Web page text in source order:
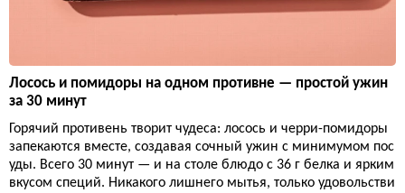
Лосось и помидоры на одном противне — простой ужин
за 30 минут
Горячий противень творит чудеса: лосось и черри-помидоры
запекаются вместе, создавая сочный ужин с минимумом пос
уды. Всего 30 минут — и на столе блюдо с 36 г белка и ярким
вкусом специй. Никакого лишнего мытья, только удовольстви